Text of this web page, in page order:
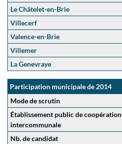
Le Châtelet-en-Brie
Villecerf
Valence-en-Brie
Villemer
La Genevraye
Participation municipale de 2014
Mode de scrutin
Établissement public de coopération
intercommunale
Nb. de candidat